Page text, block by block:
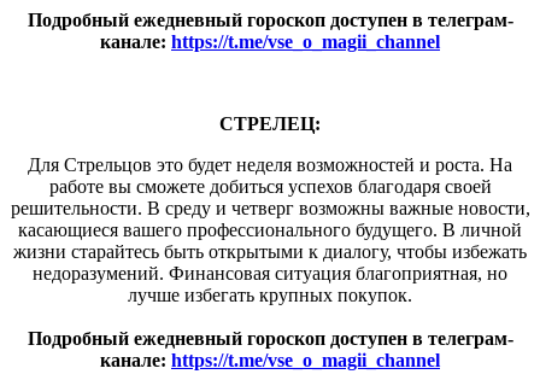
Подробный ежедневный гороскоп доступен в телеграм-
канале: https://t.me/vse_o_magii_channel
СТРЕЛЕЦ:
Для Стрельцов это будет неделя возможностей и роста. На
работе вы сможете добиться успехов благодаря своей
решительности. В среду и четверг возможны важные новости,
касающиеся вашего профессионального будущего. В личной
жизни старайтесь быть открытыми к диалогу, чтобы избежать
недоразумений. Финансовая ситуация благоприятная, но
лучше избегать крупных покупок.
Подробный ежедневный гороскоп доступен в телеграм-
канале: https://t.me/vse_o_magii_channel